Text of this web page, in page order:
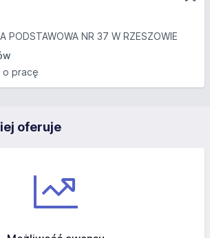
PODSTAWOWA NR 37 W RZESZOWIE
o pracę
oferuje